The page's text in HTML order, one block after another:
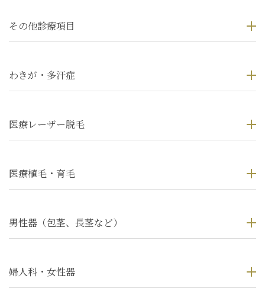
その他診療項目
わきが・多汗症
医療レーザー脱毛
医療植毛・育毛
男性器（包茎、長茎など）
婦人科・女性器